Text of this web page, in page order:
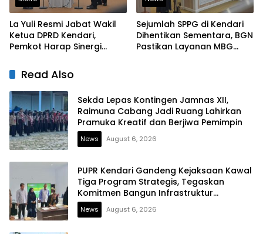
La Yuli Resmi Jabat Wakil
Ketua DPRD Kendari,
Pemkot Harap Sinergi
Solid
Sejumlah SPPG di Kendari
Dihentikan Sementara, BGN
Pastikan Layanan MBG
Read Also
Sekda Lepas Kontingen Jamnas XII,
Raimuna Cabang Jadi Ruang Lahirkan
Pramuka Kreatif dan Berjiwa Pemimpin
News August 6, 2026
PUPR Kendari Gandeng Kejaksaan Kawal
Tiga Program Strategis, Tegaskan
Komitmen Bangun Infrastruktur
Berintegritas
News August 6, 2026